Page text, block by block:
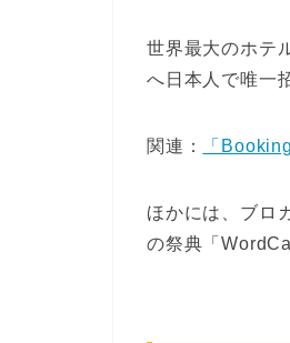
世界最大のホテ
へ日本人で唯一
関連： 「
ほかには、ブロ
の祭典「